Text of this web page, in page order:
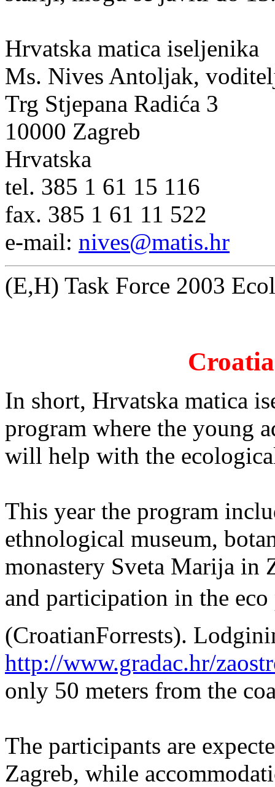
Hrvatska matica iseljenika
Ms. Nives Antoljak,
Trg Stjepana Radića 3
10000 Zagreb
Hrvatska
tel. 385 1 61 15 116
fax. 385 1 61 11 522
e-mail: nives@matis.hr
(E,H) Task Force 2003
In short, Hrvatska matica
program where the young
will help with the
This year the program
ethnological museum,
monastery Sveta Marija in
and participation in the eco
(CroatianForrests).
http://www.gradac.hr/
only 50 meters from the
The participants are
Zagreb, while